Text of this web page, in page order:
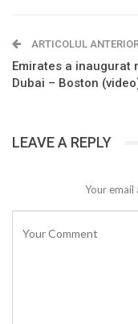
ARTICOLUL
Emirates a inaugurat
Dubai – Boston
LEAVE A REPLY
Your email